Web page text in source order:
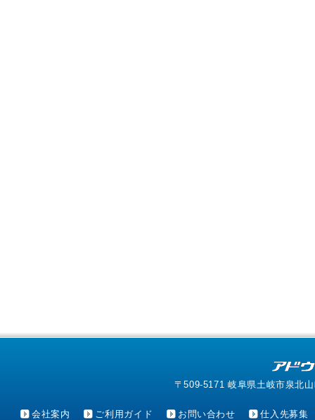
〒509-5171 岐阜県土岐市泉北
会社案内 ご利用ガイド お問い合わせ 仕入先募集